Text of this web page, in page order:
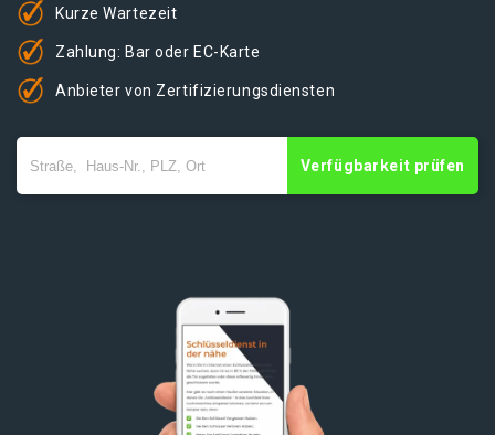
Kurze Wartezeit
Zahlung: Bar oder EC-Karte
Anbieter von Zertifizierungsdiensten
Verfügbarkeit prüfen